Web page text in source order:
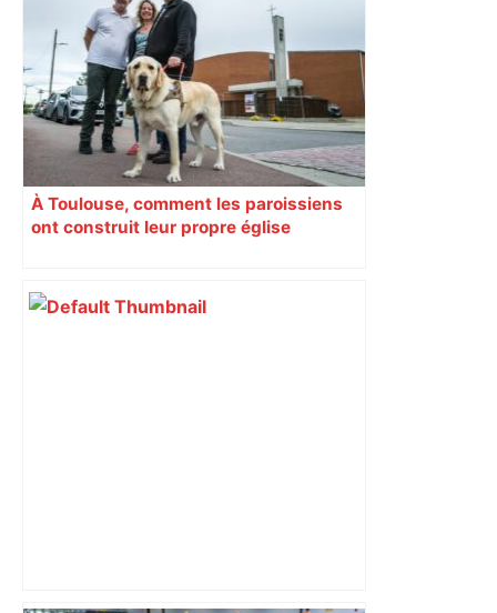
À Toulouse, comment les paroissiens
ont construit leur propre église